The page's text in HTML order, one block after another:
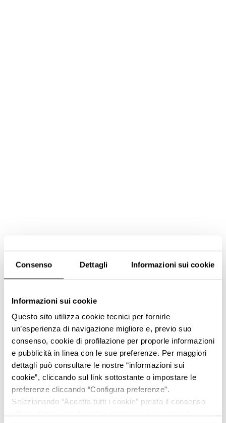
Consenso Dettagli Informazioni sui cookie
Informazioni sui cookie
Questo sito utilizza cookie tecnici per fornirle
un’esperienza di navigazione migliore e, previo suo
consenso, cookie di profilazione per proporle informazioni
e pubblicità in linea con le sue preferenze. Per maggiori
dettagli può consultare le nostre “informazioni sui
cookie”, cliccando sul link sottostante o impostare le
preferenze cliccando “Configura preferenze”.
Selezionando “Accetta tutti i cookie” presta il consenso